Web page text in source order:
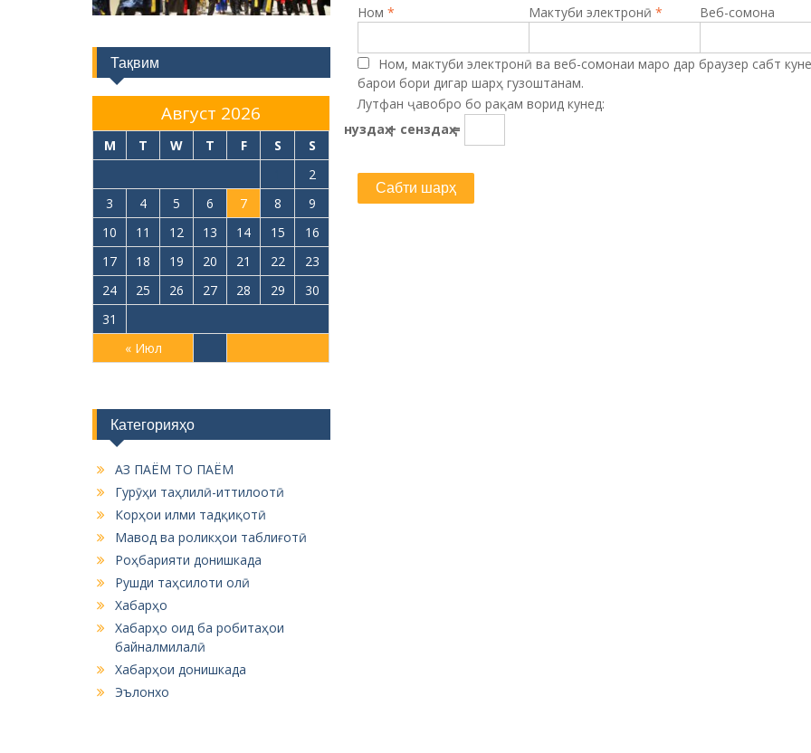
o
Ном * Мактуби электронӣ * Веб-сомона
Ном, мактуби электронӣ ва веб-сомонаи маро дар браузер сабт
барои бори дигар шарҳ гузоштанам.
Лутфан ҷавобро бо рақам ворид кунед:
нуздаҳ + сенздаҳ =
Тақвим
Август 2026
M T W T F S S
« Июл
2
3
4 5 6 7 8
9
10
11 12 13 14 15
16
17
18 19 20 21 22
23
24
25 26 27 28 29
30
31
Категорияҳо
АЗ ПАЁМ ТО ПАЁМ
Гурӯҳи таҳлилӣ-иттилоотӣ
Корҳои илми тадқиқотӣ
Мавод ва роликҳои таблиғотӣ
Роҳбарияти донишкада
Рушди таҳсилоти олӣ
Хабарҳо
Хабарҳо оид ба робитаҳои
байналмилалӣ
Хабарҳои донишкада
Эълонхо